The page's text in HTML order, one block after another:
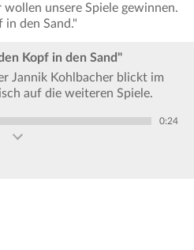
unsere Spiele gewinnen.
den Sand."
Kopf in den Sand"
Jannik Kohlbacher blickt im
auf die weiteren Spiele.
0:24